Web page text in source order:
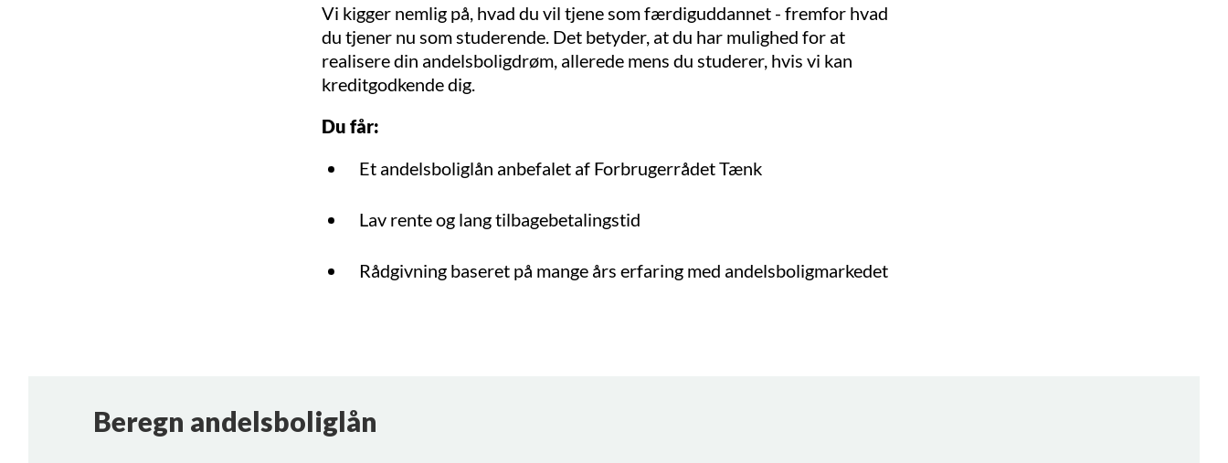
Vi kigger nemlig på, hvad du vil tjene som færdiguddannet - fremfor hvad
du tjener nu som studerende. Det betyder, at du har mulighed for at
realisere din andelsboligdrøm, allerede mens du studerer, hvis vi kan
kreditgodkende dig.
Du får:
Et andelsboliglån anbefalet af Forbrugerrådet Tænk
Lav rente og lang tilbagebetalingstid
Rådgivning baseret på mange års erfaring med andelsboligmarkedet